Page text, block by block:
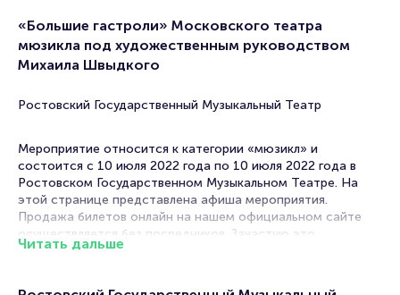
«Большие гастроли» Московского театра
мюзикла под художественным руководством
Михаила Швыдкого
Ростовский Государственный Музыкальный Театр
Мероприятие относится к категории «мюзикл» и
состоится с 10 июля 2022 года по 10 июля 2022 года в
Ростовском Государственном Музыкальном Театре. На
этой странице представлена афиша мероприятия.
Продажа билетов онлайн на нашем официальном сайте
осуществляется без посредников. Зачастую это
единственная возможность достать билет на Мюзикл.
Читать дальше